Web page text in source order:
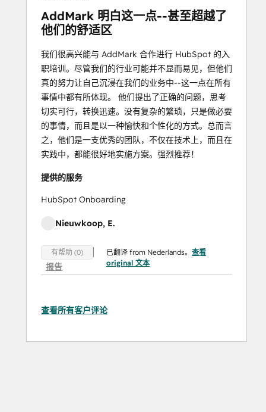
AddMark 明白这一点--甚至超越了
他们的舒适区
我们很高兴能与 AddMark 合作进行 HubSpot 的入
职培训。尽管我们的行业可能并不显而易见，但他们
真的努力让自己沉浸在我们的业务中--这一点在所有
事情中都有所体现。 他们提出了正确的问题，思考
切实可行，转换迅速。没有复杂的繁琐，只是做必要
的事情，而且是以一种愉快和个性化的方式。总而言
之，他们是一支优秀的团队，不仅在技术上，而且在
实践中，都能很好地实施方案。强烈推荐！
提供的服务
HubSpot Onboarding
Nieuwkoop, E.
有帮助 (0)
报告
已翻译 from Nederlands。 查看
original 文本
查看所有客户评论